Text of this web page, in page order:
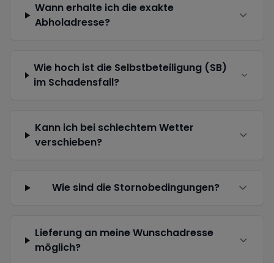
Wann erhalte ich die exakte
Abholadresse?
Wie hoch ist die Selbstbeteiligung (SB)
im Schadensfall?
Kann ich bei schlechtem Wetter
verschieben?
Wie sind die Stornobedingungen?
Lieferung an meine Wunschadresse
möglich?